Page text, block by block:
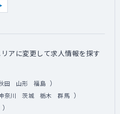
アに変更して求人情報を探す
田 山形 福島 ）
奈川 茨城 栃木 群馬 ）
）